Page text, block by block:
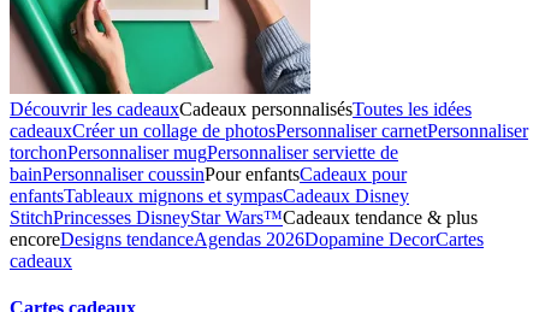
Découvrir les cadeauxCadeaux personnalisésToutes les idées
cadeauxCréer un collage de photosPersonnaliser carnetPersonnaliser
torchonPersonnaliser mugPersonnaliser serviette de
bainPersonnaliser coussinPour enfantsCadeaux pour
enfantsTableaux mignons et sympasCadeaux Disney
StitchPrincesses DisneyStar Wars™Cadeaux tendance & plus
encoreDesigns tendanceAgendas 2026Dopamine DecorCartes
cadeaux